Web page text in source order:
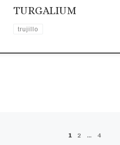
TURGALIUM
trujillo
1 2 … 4